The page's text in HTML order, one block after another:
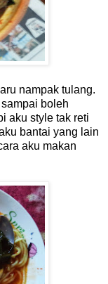
nampak tulang.
boleh
aku style tak reti
bantai yang lain
aku makan